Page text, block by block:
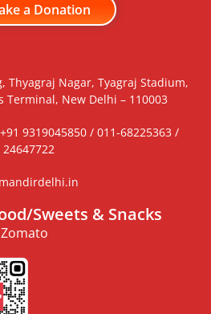
a Donation
Thyagraj Nagar, Tyagraj Stadium,
Terminal, New Delhi – 110003
9319045850 / 011-68225363 /
Sweets & Snacks